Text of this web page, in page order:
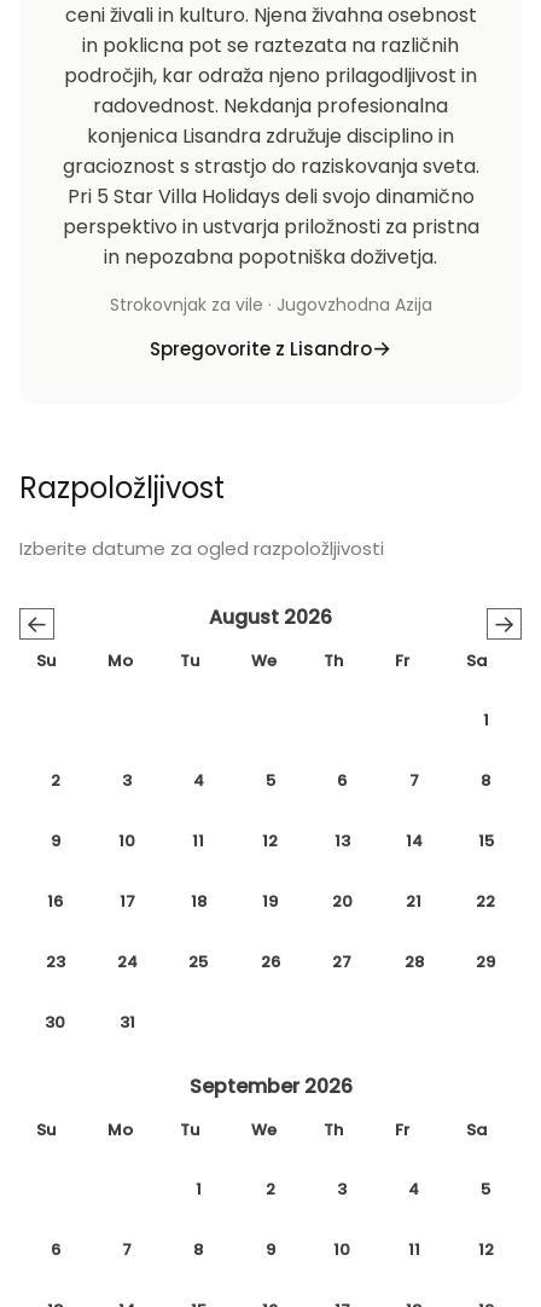
ceni živali in kulturo. Njena živahna osebnost
in poklicna pot se raztezata na različnih
področjih, kar odraža njeno prilagodljivost in
radovednost. Nekdanja profesionalna
konjenica Lisandra združuje disciplino in
gracioznost s strastjo do raziskovanja sveta.
Pri 5 Star Villa Holidays deli svojo dinamično
perspektivo in ustvarja priložnosti za pristna
in nepozabna popotniška doživetja.
Strokovnjak za vile · Jugovzhodna Azija
Spregovorite z Lisandro
Razpoložljivost
Izberite datume za ogled razpoložljivosti
← →
August 2026
Su Mo Tu We Th Fr Sa
1
2 3 4 5 6 7 8
9 10 11 12 13 14 15
16 17 18 19 20 21 22
23 24 25 26 27 28 29
30 31
September 2026
Su Mo Tu We Th Fr Sa
1 2 3 4 5
6 7 8 9 10 11 12